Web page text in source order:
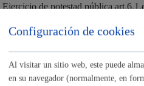
Ejercicio de potestad pública
de Tracción Mecánica. -Norma
reguladora de las Haciendas
12/1989, de 5 de julio, de
Inmuebles. -Ordenanza del
Configuración de cookies
Al visitar un sitio web, este puede
en su navegador (normalmente, en